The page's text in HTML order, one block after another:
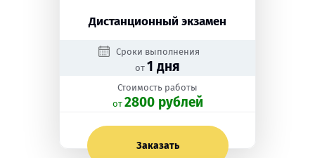
Дистанционный экзамен
Сроки выполнения
от 1 дня
Стоимость работы
oт 2800 рублей
Заказать